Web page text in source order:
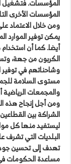
المؤسسات. فتشغيل
المؤسسات الأخرى
ومن خلال الاعتماد
يمكن توفير الموارد
أيضا. كما أن
الكربون من جهة،
وشاحناتهم في توفير
مستوى السلامة
والمجمعات الرياضية
ومن أجل إنجاح هذه
الشراكة بين
ليستفيد منها كل
البلديات التي تشرف
تهدف إلى تحسين
مساعدة الحكومات